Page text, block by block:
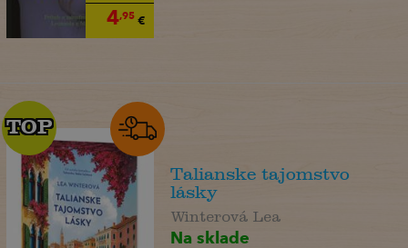
4,95€
TOP
TOP
Talianske tajomstvo
lásky
Winterová Lea
Na sklade